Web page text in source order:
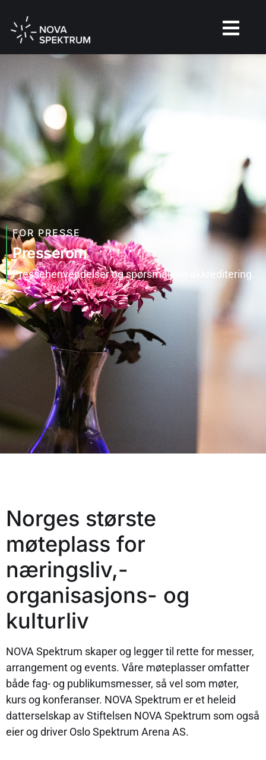
FOR PRESSE
Presserom
Pressehenvendelser og spørsmål om akkreditering.
Norges største
møteplass for
næringsliv,-
organisasjons- og
kulturliv
NOVA Spektrum skaper og legger til rette for messer,
arrangement og events. Våre møteplasser omfatter
både fag- og publikumsmesser, så vel som møter,
kurs og konferanser. NOVA Spektrum er et heleid
datterselskap av Stiftelsen NOVA Spektrum som også
eier og driver Oslo Spektrum Arena AS.